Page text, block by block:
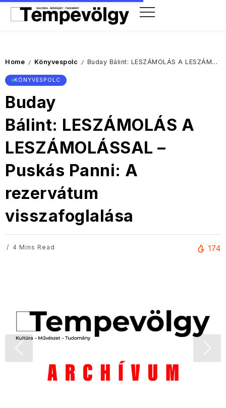
Home / Könyvespolc / Buday Bálint: LESZÁMOLÁS A LESZÁMOLÁSSAL – Puskás Panni: A rezervátum visszafoglalása
KÖNYVESPOLC
Buday
Bálint: LESZÁMOLÁS A
LESZÁMOLÁSSAL –
Puskás Panni: A
rezervátum
visszafoglalása
4 Mins Read 174